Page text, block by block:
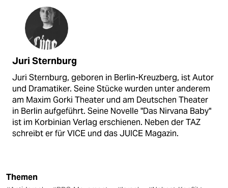
Juri Sternburg
Juri Sternburg, geboren in Berlin-Kreuzberg, ist Autor
und Dramatiker. Seine Stücke wurden unter anderem
am Maxim Gorki Theater und am Deutschen Theater
in Berlin aufgeführt. Seine Novelle "Das Nirvana Baby"
ist im Korbinian Verlag erschienen. Neben der TAZ
schreibt er für VICE und das JUICE Magazin.
Themen